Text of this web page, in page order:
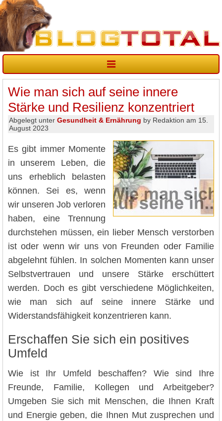
Wie man sich auf seine innere
Stärke und Resilienz konzentriert
Abgelegt unter Gesundheit & Ernährung by Redaktion am 15.
August 2023
Es gibt immer Momente
in unserem Leben, die
uns erheblich belasten
können. Sei es, wenn
wir unseren Job verloren
haben, eine Trennung
durchstehen müssen, ein lieber Mensch verstorben
ist oder wenn wir uns von Freunden oder Familie
abgelehnt fühlen. In solchen Momenten kann unser
Selbstvertrauen und unsere Stärke erschüttert
werden. Doch es gibt verschiedene Möglichkeiten,
wie man sich auf seine innere Stärke und
Widerstandsfähigkeit konzentrieren kann.
Erschaffen Sie sich ein positives
Umfeld
Wie ist Ihr Umfeld beschaffen? Wie sind Ihre
Freunde, Familie, Kollegen und Arbeitgeber?
Umgeben Sie sich mit Menschen, die Ihnen Kraft
und Energie geben, die Ihnen Mut zusprechen und